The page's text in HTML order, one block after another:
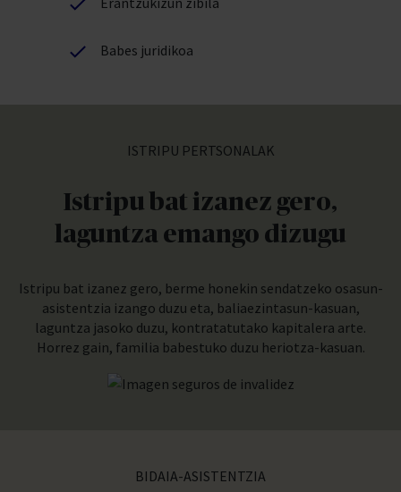
Babes juridikoa
ISTRIPU PERTSONALAK
Istripu bat izanez gero,
laguntza emango dizugu
Istripu bat izanez gero, berme honekin sendatzeko osasun-
asistentzia izango duzu eta, baliaezintasun-kasuan,
laguntza jasoko duzu, kontratatutako kapitalera arte.
Horrez gain, familia babestuko duzu heriotza-kasuan.
BIDAIA-ASISTENTZIA